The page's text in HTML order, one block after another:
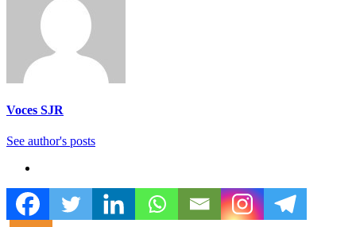
Voces SJR
See author's posts